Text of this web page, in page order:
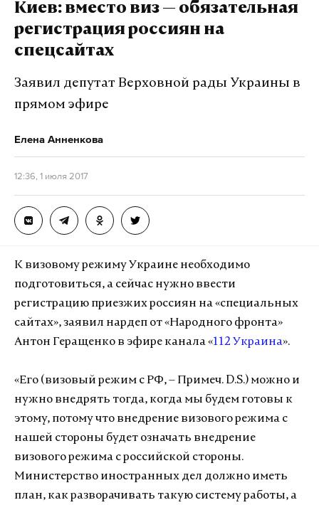
Киев: вместо виз — обязательная
регистрация россиян на
спецсайтах
Заявил депутат Верховной рады Украины в
прямом эфире
Елена Анненкова
12:36, 1 июля 2017
К визовому режиму Украине необходимо
подготовиться, а сейчас нужно ввести
регистрацию приезжих россиян на «специальных
сайтах», заявил нардеп от «Народного фронта»
Антон Геращенко в эфире канала «112 Украина».
«Его (визовый режим с РФ, – Примеч. D.S.) можно и
нужно внедрять тогда, когда мы будем готовы к
этому, потому что внедрение визового режима с
нашей стороны будет означать внедрение
визового режима с российской стороны.
Министерство иностранных дел должно иметь
план, как разворачивать такую систему работы, а